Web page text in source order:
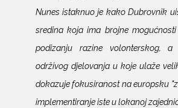
Nunes istaknuo je kako Dubrovnik
sredina koja ima brojne
podizanju razine volonterskog, a
održivog djelovanja u koje ulaže
dokazuje fokusiranost na europsku
implementiranje iste u lokanoj